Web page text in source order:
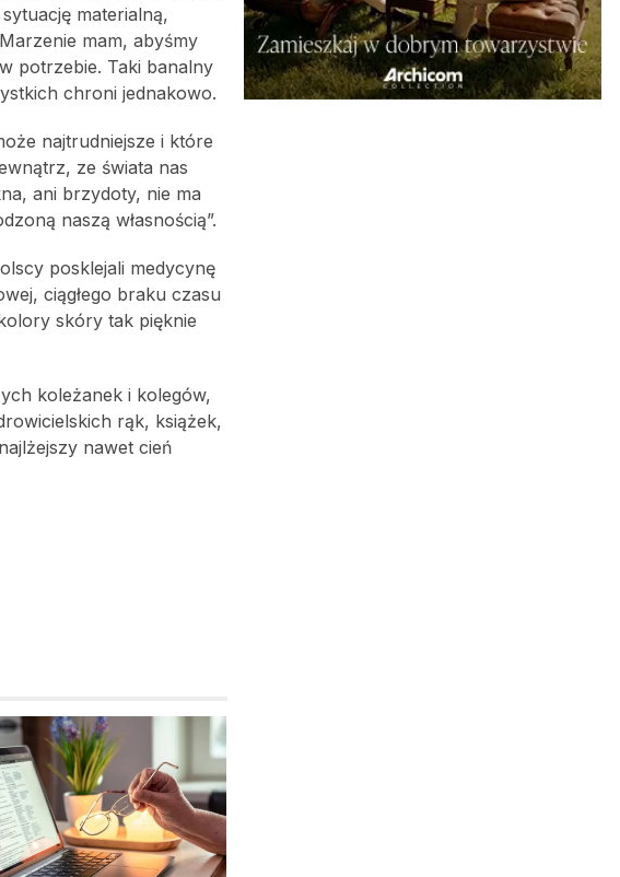
materialną,
mam, abyśmy
potrzebie. Taki banalny
chroni jednakowo.
najtrudniejsze i które
ze świata nas
ani brzydoty, nie ma
naszą własnością”.
posklejali medycynę
ciągłego braku czasu
skóry tak pięknie
koleżanek i kolegów,
rąk, książek,
nawet cień